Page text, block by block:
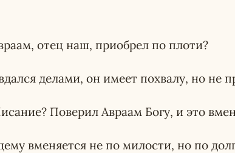
отец наш, приобрел по плоти?
делами, он имеет похвалу, но не
Поверил Авраам Богу, и это
вменяется не по милости, но по